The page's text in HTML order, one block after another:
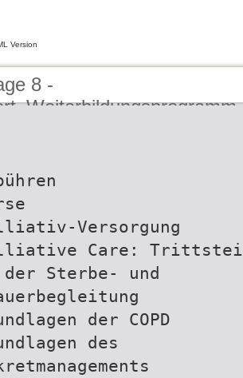
Version
8 -
Versorgung
Care:
Sterbe- und
der COPD
des